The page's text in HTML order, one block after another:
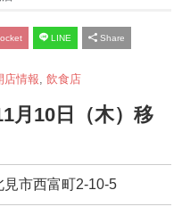
LINE Share
店情報 飲食店
月10日（木）移
市西富町2-10-5